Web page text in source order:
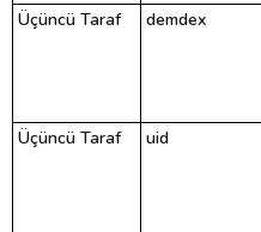
Üçüncü Taraf
demdex
Üçüncü Taraf
uid